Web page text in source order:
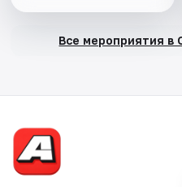
Все мероприятия в